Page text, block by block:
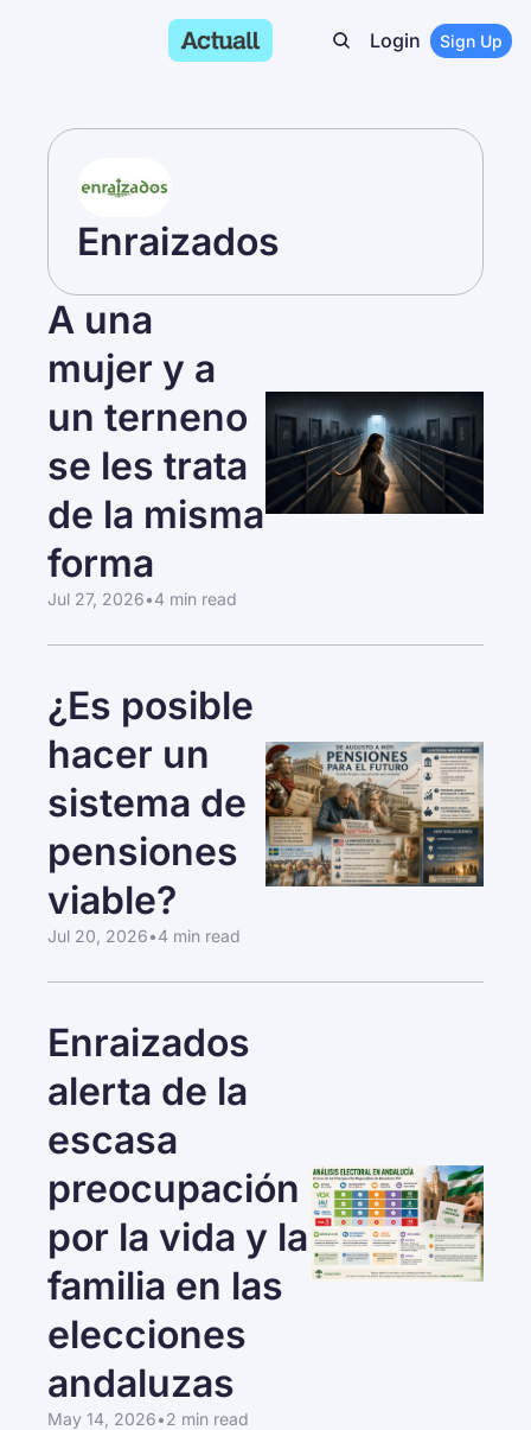
Login Sign Up
Enraizados
A una
mujer y a
un terneno
se les trata
de la misma
forma
Jul 27, 2026•4 min read
¿Es posible
hacer un
sistema de
pensiones
viable?
Jul 20, 2026•4 min read
Enraizados
alerta de la
escasa
preocupación
por la vida y la
familia en las
elecciones
andaluzas
May 14, 2026•2 min read